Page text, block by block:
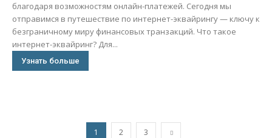
благодаря возможностям онлайн-платежей. Сегодня мы
отправимся в путешествие по интернет-эквайрингу — ключу к
безграничному миру финансовых транзакций. Что такое
интернет-эквайринг? Для...
Узнать больше
1 2 3